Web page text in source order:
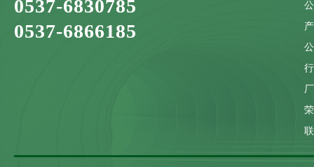
0537-6830785
0537-6866185